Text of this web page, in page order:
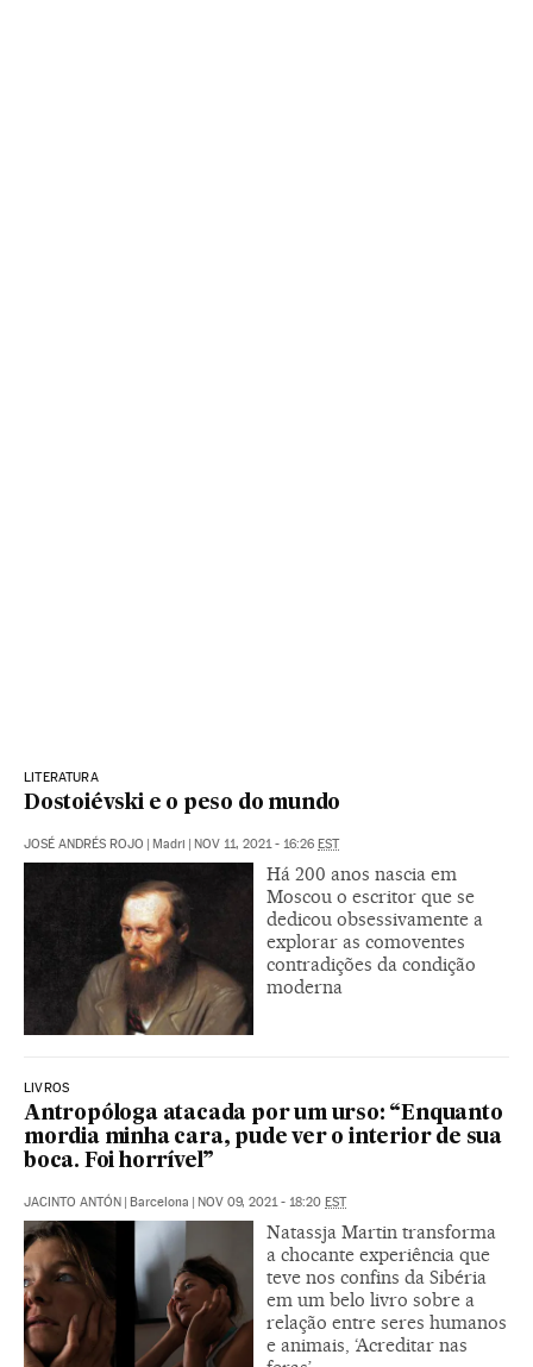
LITERATURA
Dostoiévski e o peso do mundo
JOSÉ ANDRÉS ROJO Madri NOV 11, 2021 - 16:26 EST
Há 200 anos nascia em
Moscou o escritor que se
dedicou obsessivamente a
explorar as comoventes
contradições da condição
moderna
LIVROS
Antropóloga atacada por um urso: “Enquanto
mordia minha cara, pude ver o interior de sua
boca. Foi horrível”
JACINTO ANTÓN | Barcelona | NOV 09, 2021 - 18:20 EST
Natassja Martin transforma
a chocante experiência que
teve nos confins da Sibéria
em um belo livro sobre a
relação entre seres humanos
e animais, ‘Acreditar nas